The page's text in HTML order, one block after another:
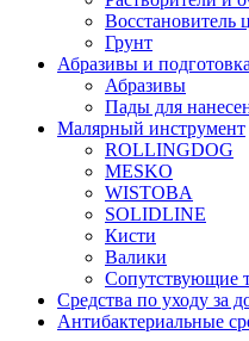
Восстановитель
Грунт
Абразивы и
Абразивы
Пады для
Малярный инструмент
ROLLINGDOG
MESKO
WISTOBA
SOLIDLINE
Кисти
Валики
Сопутствующие
Средства по уходу за
Антибактериальные